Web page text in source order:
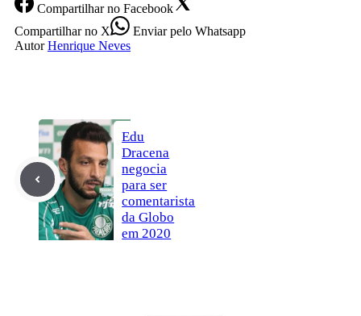
Compartilharno Facebook
Compartilharno X Enviarpelo Whatsapp
Autor Henrique Neves
Edu
Dracena
negocia
para ser
comentarista
da Globo
em 2020